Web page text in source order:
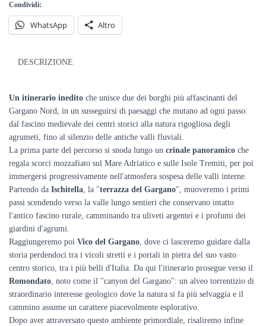
Vico
del
Gargano
Condividi:
WhatsApp Altro
DESCRIZIONE
Un itinerario inedito che unisce due dei borghi più affascinanti del
Gargano Nord, in un susseguirsi di paesaggi che mutano ad ogni passo:
dal fascino medievale dei centri storici alla natura rigogliosa degli
agrumeti, fino al silenzio delle antiche valli fluviali.
La prima parte del percorso si snoda lungo un crinale panoramico che
regala scorci mozzafiato sul Mare Adriatico e sulle Isole Tremiti, per poi
immergersi progressivamente nell'atmosfera sospesa delle valli interne.
Partendo da Ischitella, la "terrazza del Gargano", muoveremo i primi
passi scendendo verso la valle lungo sentieri che conservano intatto
l'antico fascino rurale, camminando tra uliveti argentei e i profumi dei
giardini d'agrumi.
Raggiungeremo poi Vico del Gargano, dove ci lasceremo guidare dalla
storia perdendoci tra i vicoli stretti e i portali in pietra del suo vasto
centro storico, tra i più belli d'Italia. Da qui l'itinerario prosegue verso il
Romondato, noto come il "canyon del Gargano": un alveo torrentizio di
straordinario interesse geologico dove la natura si fa più selvaggia e il
cammino assume un carattere piacevolmente esplorativo.
Dopo aver attraversato questo ambiente primordiale, risaliremo infine